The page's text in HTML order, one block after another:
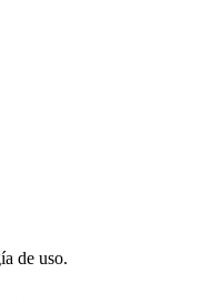
de uso.